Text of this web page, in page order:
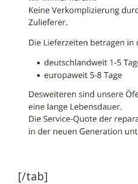
[/tab]